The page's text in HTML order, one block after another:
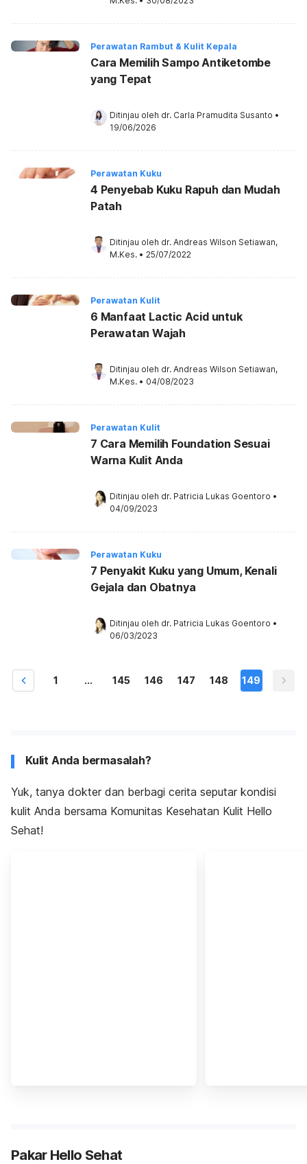
Perawatan Rambut & Kulit Kepala
Cara Memilih Sampo Antiketombe
yang Tepat
Ditinjau oleh dr. Carla Pramudita Susanto •
19/06/2026
Perawatan Kuku
4 Penyebab Kuku Rapuh dan Mudah
Patah
Ditinjau oleh dr. Andreas Wilson Setiawan,
M.Kes. • 25/07/2022
Perawatan Kulit
6 Manfaat Lactic Acid untuk
Perawatan Wajah
Ditinjau oleh dr. Andreas Wilson Setiawan,
M.Kes. • 04/08/2023
Perawatan Kulit
7 Cara Memilih Foundation Sesuai
Warna Kulit Anda
Ditinjau oleh dr. Patricia Lukas Goentoro •
04/09/2023
Perawatan Kuku
7 Penyakit Kuku yang Umum, Kenali
Gejala dan Obatnya
Ditinjau oleh dr. Patricia Lukas Goentoro •
06/03/2023
1 ... 145 146 147 148 149
Kulit Anda bermasalah?
Yuk, tanya dokter dan berbagi cerita seputar kondisi
kulit Anda bersama Komunitas Kesehatan Kulit Hello
Sehat!
Pakar Hello Sehat